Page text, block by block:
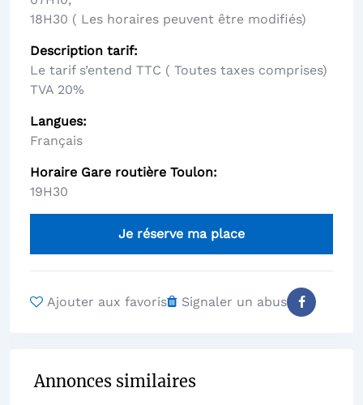
18H30 ( Les horaires peuvent être modifiés)
Description tarif
Le tarif s’entend TTC ( Toutes taxes comprises)
TVA 20%
Langues
Français
Horaire Gare routière Toulon
19H30
Je réserve ma place
Ajouter aux favoris Signaler un abus
Annonces similaires